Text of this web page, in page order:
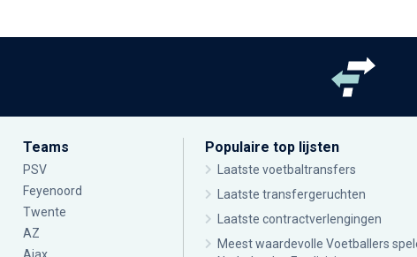
Teams
PSV
Feyenoord
Twente
AZ
Populaire top lijsten
Laatste voetbaltransfers
Laatste transfergeruchten
Laatste contractverlengingen
Meest waardevolle Voetballers